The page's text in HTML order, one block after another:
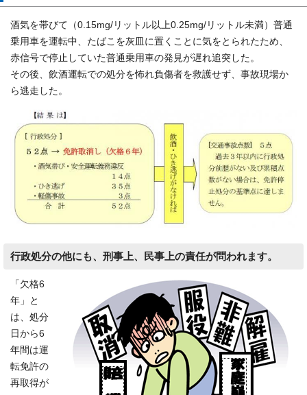
酒気を帯びて（0.15mg/リットル以上0.25mg/リットル未満）普通
乗用車を運転中、たばこを灰皿に置くことに気をとられたため、
赤信号で停止していた普通乗用車の発見が遅れ追突した。
その後、飲酒運転での処分を怖れ負傷者を救護せず、事故現場か
ら逃走した。
行政処分の他にも、刑事上、民事上の責任が問われます。
「欠格6
年」と
は、処分
日から6
年間は運
転免許の
再取得が